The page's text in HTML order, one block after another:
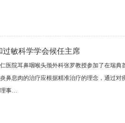
过敏科学学会候任主席
医院耳鼻咽喉头颈外科张罗教授参加了在瑞
鼻息肉的治疗应根据精准治疗的理念，通过
理事…